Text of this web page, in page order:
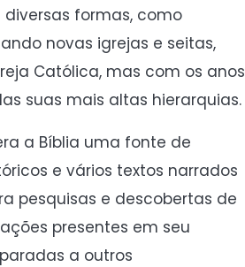
formas, como
novas igrejas e seitas,
Católica, mas com os anos
suas mais altas hierarquias.
a Bíblia uma fonte de
e vários textos narrados
pesquisas e descobertas de
presentes em seu
a outros